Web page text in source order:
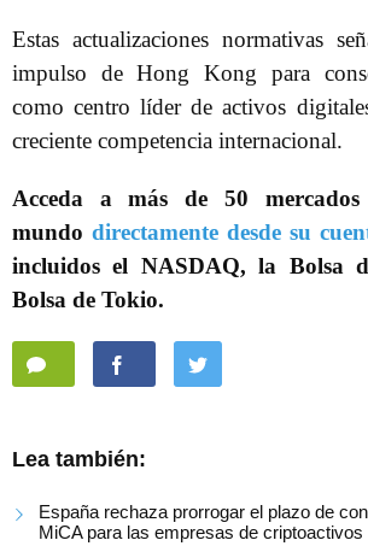
Estas actualizaciones normativas
impulso de Hong Kong para
como centro líder de activos
creciente competencia internacional.
Acceda a más de 50 mercados
mundo directamente desde su
incluidos el NASDAQ, la Bolsa
Bolsa de Tokio.
Lea también:
España rechaza prorrogar el plazo de
MiCA para las empresas de criptoactivos